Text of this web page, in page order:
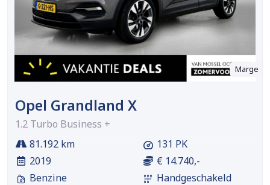
Marge
Opel Grandland X
1.2 Turbo Business +
81.192 km
2019
Benzine
131 PK
€ 14.740,-
Handgeschakeld